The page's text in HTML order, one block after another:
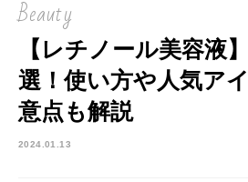
Beauty
【レチノール美容液
選！使い方や人気ア
意点も解説
2024.01.13